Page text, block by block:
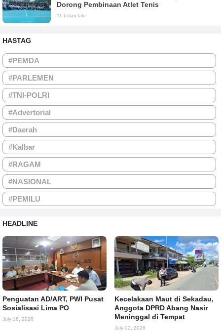
Dorong Pembinaan Atlet Tenis
11 bulan lalu
HASTAG
#PEMDA
#PARLEMEN
#TNI-POLRI
#Advertorial
#Daerah
#Kalbar
#RAGAM
#NASIONAL
#PEMILU
HEADLINE
Penguatan AD/ART, PWI Pusat
Sosialisasi Lima PO
July 16, 2026
Kecelakaan Maut di Sekadau,
Anggota DPRD Abang Nasir
Meninggal di Tempat
July 02, 2026